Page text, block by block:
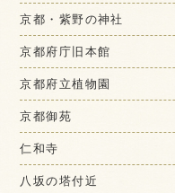
京都・紫野の神社
京都府庁旧本館
京都府立植物園
京都御苑
仁和寺
八坂の塔付近